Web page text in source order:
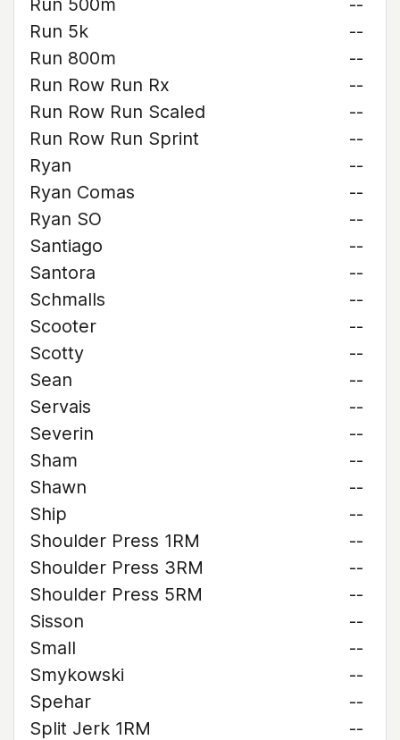
Run 500m
--
Run 5k
--
Run 800m
--
Run Row Run Rx
--
Run Row Run Scaled
--
Run Row Run Sprint
--
Ryan
--
Ryan Comas
--
Ryan SO
--
Santiago
--
Santora
--
Schmalls
--
Scooter
--
Scotty
--
Sean
--
Servais
--
Severin
--
Sham
--
Shawn
--
Ship
--
Shoulder Press 1RM
--
Shoulder Press 3RM
--
Shoulder Press 5RM
--
Sisson
--
Small
--
Smykowski
--
Spehar
--
Split Jerk 1RM
--